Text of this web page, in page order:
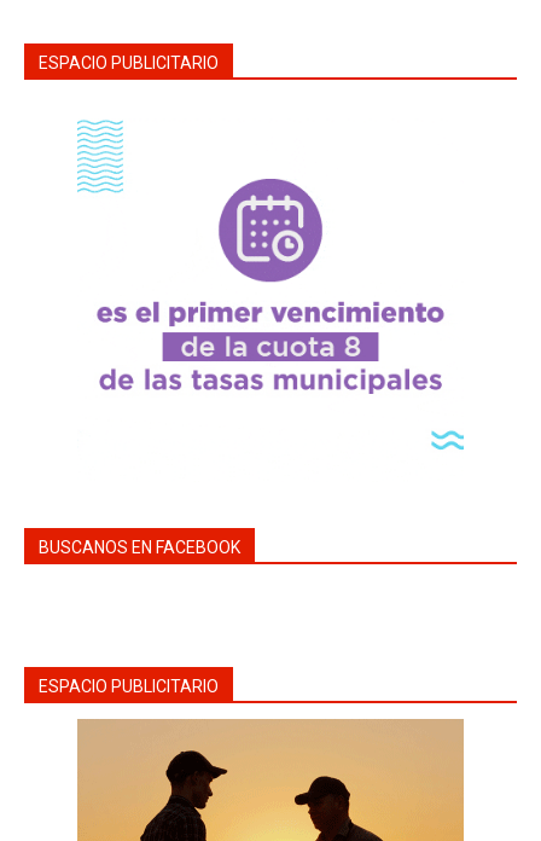
ESPACIO PUBLICITARIO
BUSCANOS EN FACEBOOK
ESPACIO PUBLICITARIO